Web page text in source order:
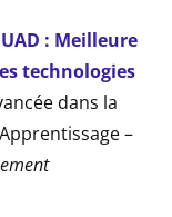
: Meilleure
technologies
dans la
–